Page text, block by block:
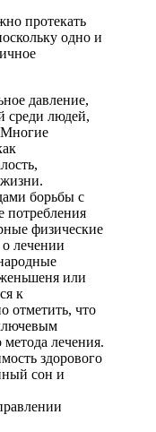
протекать
одно и
давление,
среди людей,
Многие
борьбы с
потребления
физические
лечении
или
к
отметить, что
лечения.
здорового
сон и